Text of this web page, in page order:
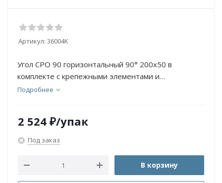
Артикул: 36004K
Угол CPO 90 горизонтальный 90° 200х50 в
комплекте с крепежными элементами и
соединительными пластина
Подробнее
2 524 ₽/упак
Под заказ
В корзину